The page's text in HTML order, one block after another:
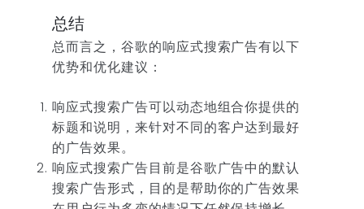
总结
总而言之，谷歌的响应式搜索广告有以下
优势和优化建议：
响应式搜索广告可以动态地组合你提供的
标题和说明，来针对不同的客户达到最好
的广告效果。
响应式搜索广告目前是谷歌广告中的默认
搜索广告形式，目的是帮助你的广告效果